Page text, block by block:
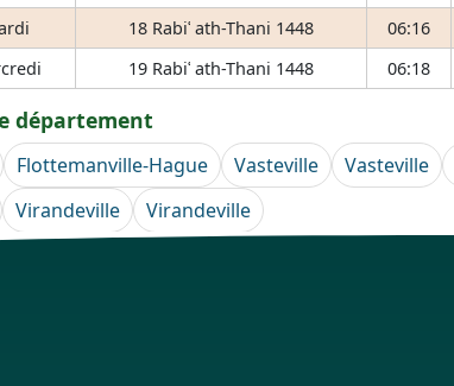
18 Rabiʿ ath-Thani 1448 06:16
19 Rabiʿ ath-Thani 1448 06:18
département
Flottemanville-Hague Vasteville Vasteville
Virandeville Virandeville